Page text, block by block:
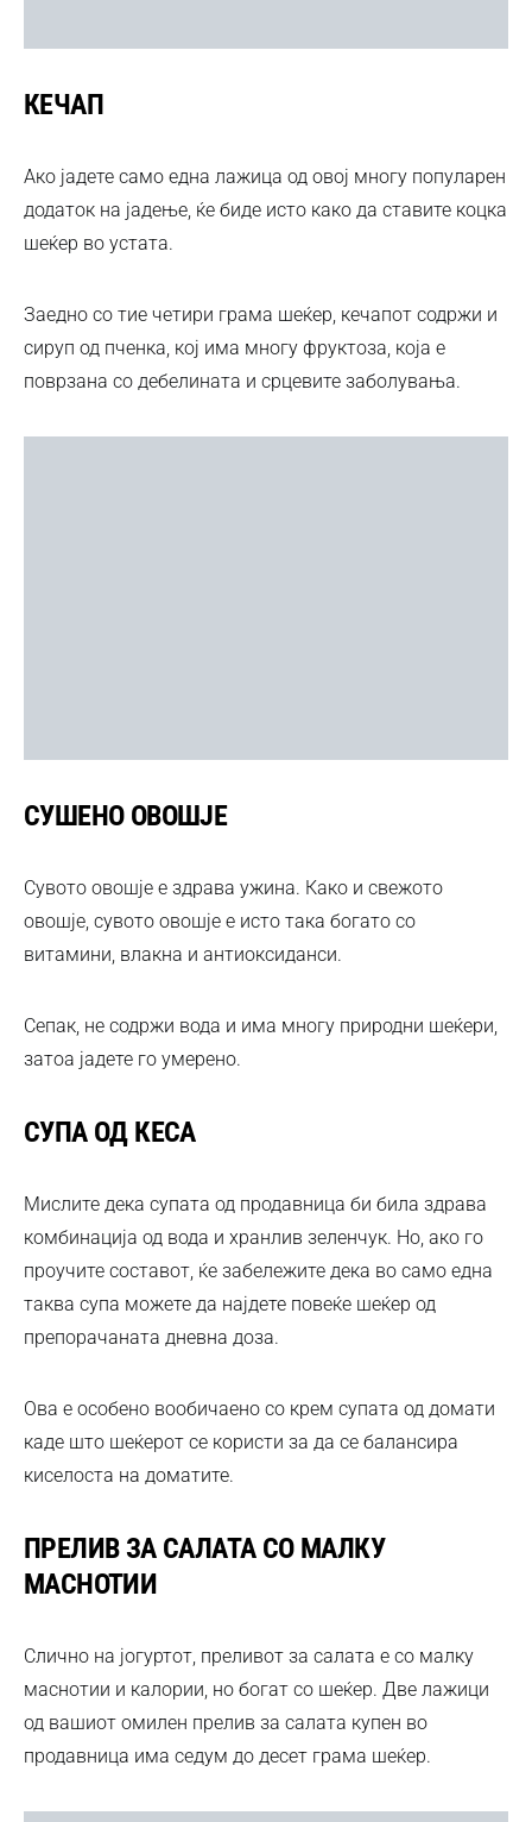
КЕЧАП
Ако јадете само една лажица од овој многу популарен
додаток на јадење, ќе биде исто како да ставите коцка
шеќер во устата.
Заедно со тие четири грама шеќер, кечапот содржи и
сируп од пченка, кој има многу фруктоза, која е
поврзана со дебелината и срцевите заболувања.
СУШЕНО ОВОШЈЕ
Сувото овошје е здрава ужина. Како и свежото
овошје, сувото овошје е исто така богато со
витамини, влакна и антиоксиданси.
Сепак, не содржи вода и има многу природни шеќери,
затоа јадете го умерено.
СУПА ОД КЕСА
Мислите дека супата од продавница би била здрава
комбинација од вода и хранлив зеленчук. Но, ако го
проучите составот, ќе забележите дека во само една
таква супа можете да најдете повеќе шеќер од
препорачаната дневна доза.
Ова е особено вообичаено со крем супата од домати
каде што шеќерот се користи за да се балансира
киселоста на доматите.
ПРЕЛИВ ЗА САЛАТА СО МАЛКУ
МАСНОТИИ
Слично на јогуртот, преливот за салата е со малку
маснотии и калории, но богат со шеќер. Две лажици
од вашиот омилен прелив за салата купен во
продавница има седум до десет грама шеќер.